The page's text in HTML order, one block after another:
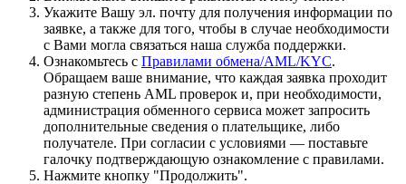
Укажите Вашу эл. почту для получения информации по
заявке, а также для того, чтобы в случае необходимости
с Вами могла связаться наша служба поддержки.
Ознакомьтесь с Правилами обмена/AML/KYC.
Обращаем ваше внимание, что каждая заявка проходит
разную степень AML проверок и, при необходимости,
администрация обменного сервиса может запросить
дополнительные сведения о плательщике, либо
получателе. При согласии с условиями — поставьте
галочку подтверждающую ознакомление с правилами.
Нажмите кнопку "Продолжить".